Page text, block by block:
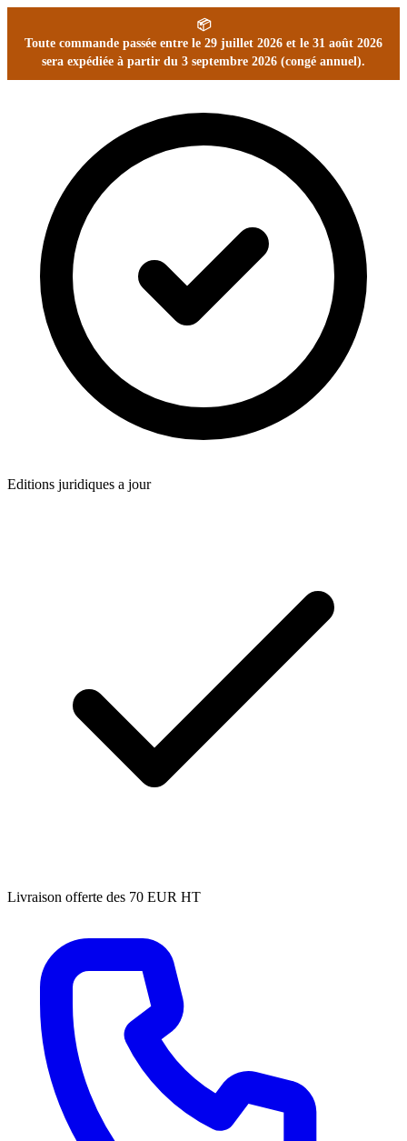
📦
Toute commande passée entre le 29 juillet 2026 et le 31 août 2026
sera expédiée à partir du 3 septembre 2026 (congé annuel).
Editions juridiques a jour
Livraison offerte des 70 EUR HT